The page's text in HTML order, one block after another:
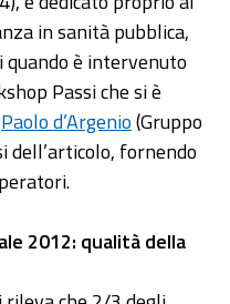
in sanità pubblica,
è intervenuto
Passi che si è
Paolo d’Argenio(Gruppo
dell’articolo, fornendo
2012: qualità della